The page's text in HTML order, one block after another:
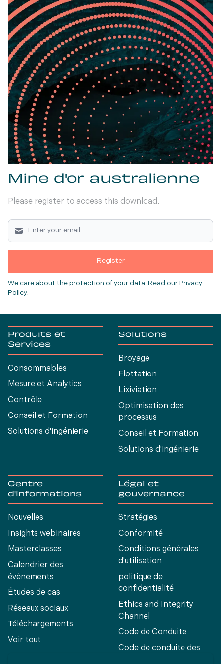
Mine d'or australienne
Please register to access this download.
Register
We care about the protection of your data. Read our Privacy
Policy.
Produits et
Services
Consommables
Mesure et Analytics
Contrôle
Conseil et Formation
Solutions d'ingénierie
Solutions
Broyage
Flottation
Lixiviation
Optimisation des
processus
Conseil et Formation
Solutions d'ingénierie
Centre
d'informations
Nouvelles
Insights webinaires
Masterclasses
Calendrier des
événements
Études de cas
Réseaux sociaux
Téléchargements
Voir tout
Légal et
gouvernance
Stratégies
Conformité
Conditions générales
d'utilisation
politique de
confidentialité
Ethics and Integrity
Channel
Code de Conduite
Code de conduite des